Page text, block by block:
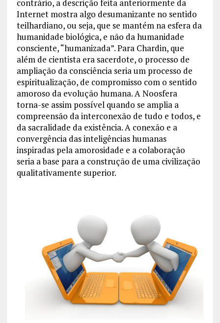
contrário, a descrição feita anteriormente da
Internet mostra algo desumanizante no sentido
teilhardiano, ou seja, que se mantém na esfera da
humanidade biológica, e não da humanidade
consciente, “humanizada”. Para Chardin, que
além de cientista era sacerdote, o processo de
ampliação da consciência seria um processo de
espiritualização, de compromisso com o sentido
amoroso da evolução humana. A Noosfera
torna-se assim possível quando se amplia a
compreensão da interconexão de tudo e todos, e
da sacralidade da existência. A conexão e a
convergência das inteligências humanas
inspiradas pela amorosidade e a colaboração
seria a base para a construção de uma civilização
qualitativamente superior.